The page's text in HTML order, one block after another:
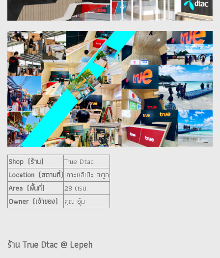
Shop (ร้าน)
True Dtac
Location (สถานที่)เกาะหลีเป๊ะ สตูล
Area (พื้นที่)
28 ตรม.
Owner (เจ้าของ)
คุณ อุ๋ม
ร้าน True Dtac @ Lepeh